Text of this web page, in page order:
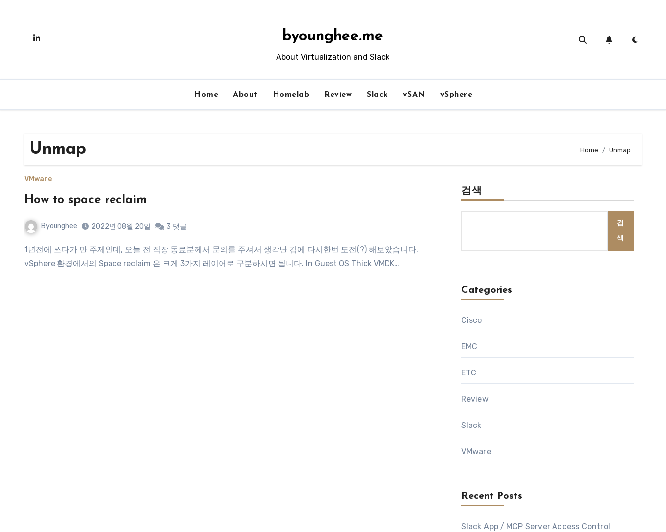
byounghee.me
About Virtualization and Slack
Home About Homelab Review Slack vSAN vSphere
Unmap Home Unmap
VMware
How to space reclaim
Byounghee 2022년 08월 20일 3 댓글
1년전에 쓰다가 만 주제인데, 오늘 전 직장 동료분께서 문의를 주셔서 생각난 김에 다시한번 도전(?) 해보았습니다.
vSphere 환경에서의 Space reclaim 은 크게 3가지 레이어로 구분하시면 됩니다. In Guest OS Thick VMDK…
검색
검
색
Categories
Cisco
EMC
ETC
Review
Slack
VMware
Recent Posts
Slack App / MCP Server Access Control